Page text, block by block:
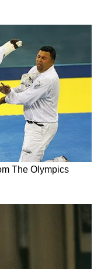
Update 6 August
NCR समेत 7 राज्यों
तूफान का अलर्ट,
बड़ी चेतावनी
भड़क
हुआ